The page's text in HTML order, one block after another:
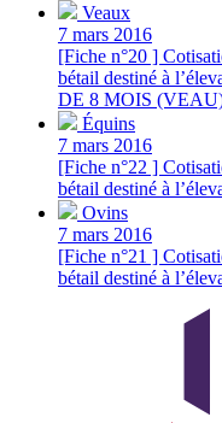
Veaux
7 mars 2016
[Fiche n°20 ]
bétail destiné à
DE 8 MOIS
Équins
7 mars 2016
[Fiche n°22 ]
bétail destiné à
Ovins
7 mars 2016
[Fiche n°21 ]
bétail destiné à